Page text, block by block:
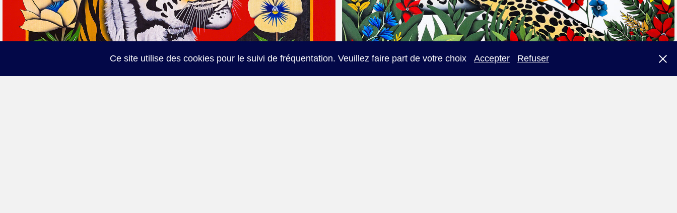
Ce site utilise des cookies pour le suivi de fréquentation. Veuillez faire part de votre choix Accepter Refuser